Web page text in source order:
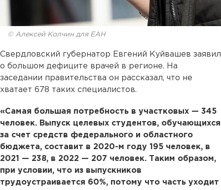
© Алексей Колчин для ЕАН
Свердловский губернатор Евгений Куйвашев заявил
о большом дефиците врачей в регионе. На
заседании правительства он рассказал, что не
хватает 678 таких специалистов.
«Самая большая потребность в участковых — 345
человек. Выпуск целевых студентов, обучающихся
за счет средств федерального и областного
бюджета, составит в 2020-м году 195 человек, в
2021 — 238, в 2022 — 207 человек. Таким образом,
при условии, что из выпускников
трудоустраивается 60%, потому что часть уходит